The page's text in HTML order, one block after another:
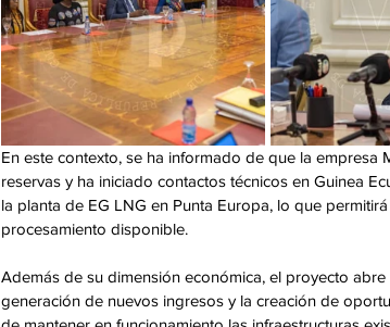
En este contexto, se ha informado de que la
reservas y ha iniciado contactos técnicos en Guinea
la planta de EG LNG en Punta Europa, lo que
procesamiento disponible.
Además de su dimensión económica, el proyecto
generación de nuevos ingresos y la creación de